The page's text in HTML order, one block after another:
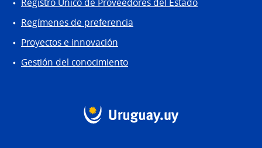
Regímenes de preferencia
Proyectos e innovación
Gestión del conocimiento